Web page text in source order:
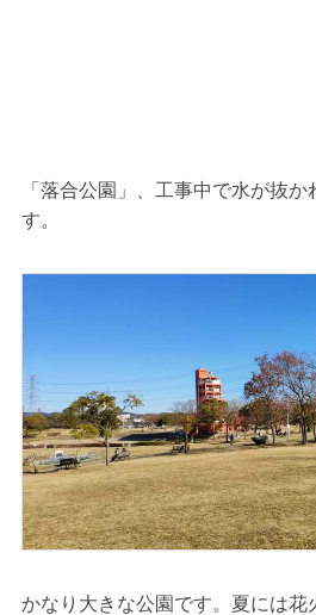
「落合公園」、工事中で水が抜
す。
かなり大きな公園です。夏には花